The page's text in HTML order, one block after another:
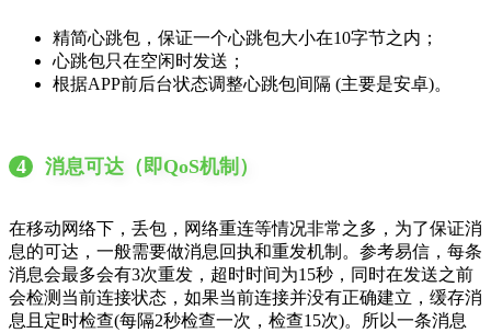
精简心跳包，保证一个心跳包大小在10字节之内；
心跳包只在空闲时发送；
根据APP前后台状态调整心跳包间隔 (主要是安卓)。
4 消息可达（即QoS机制）
在移动网络下，丢包，网络重连等情况非常之多，为了保证消
息的可达，一般需要做消息回执和重发机制。参考易信，每条
消息会最多会有3次重发，超时时间为15秒，同时在发送之前
会检测当前连接状态，如果当前连接并没有正确建立，缓存消
息且定时检查(每隔2秒检查一次，检查15次)。所以一条消息